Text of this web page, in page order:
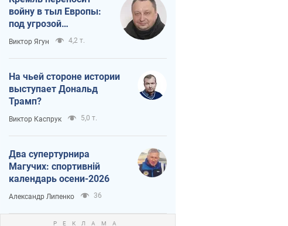
войну в тыл Европы:
под угрозой
критическая
логистика
Виктор Ягун 4,2 т.
На чьей стороне истории
выступает Дональд
Трамп?
Виктор Каспрук 5,0 т.
Два супертурнира
Магучих: спортивній
календарь осени-2026
Александр Липенко 36